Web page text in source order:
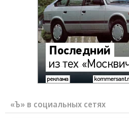
«Ъ» в социальных сетях